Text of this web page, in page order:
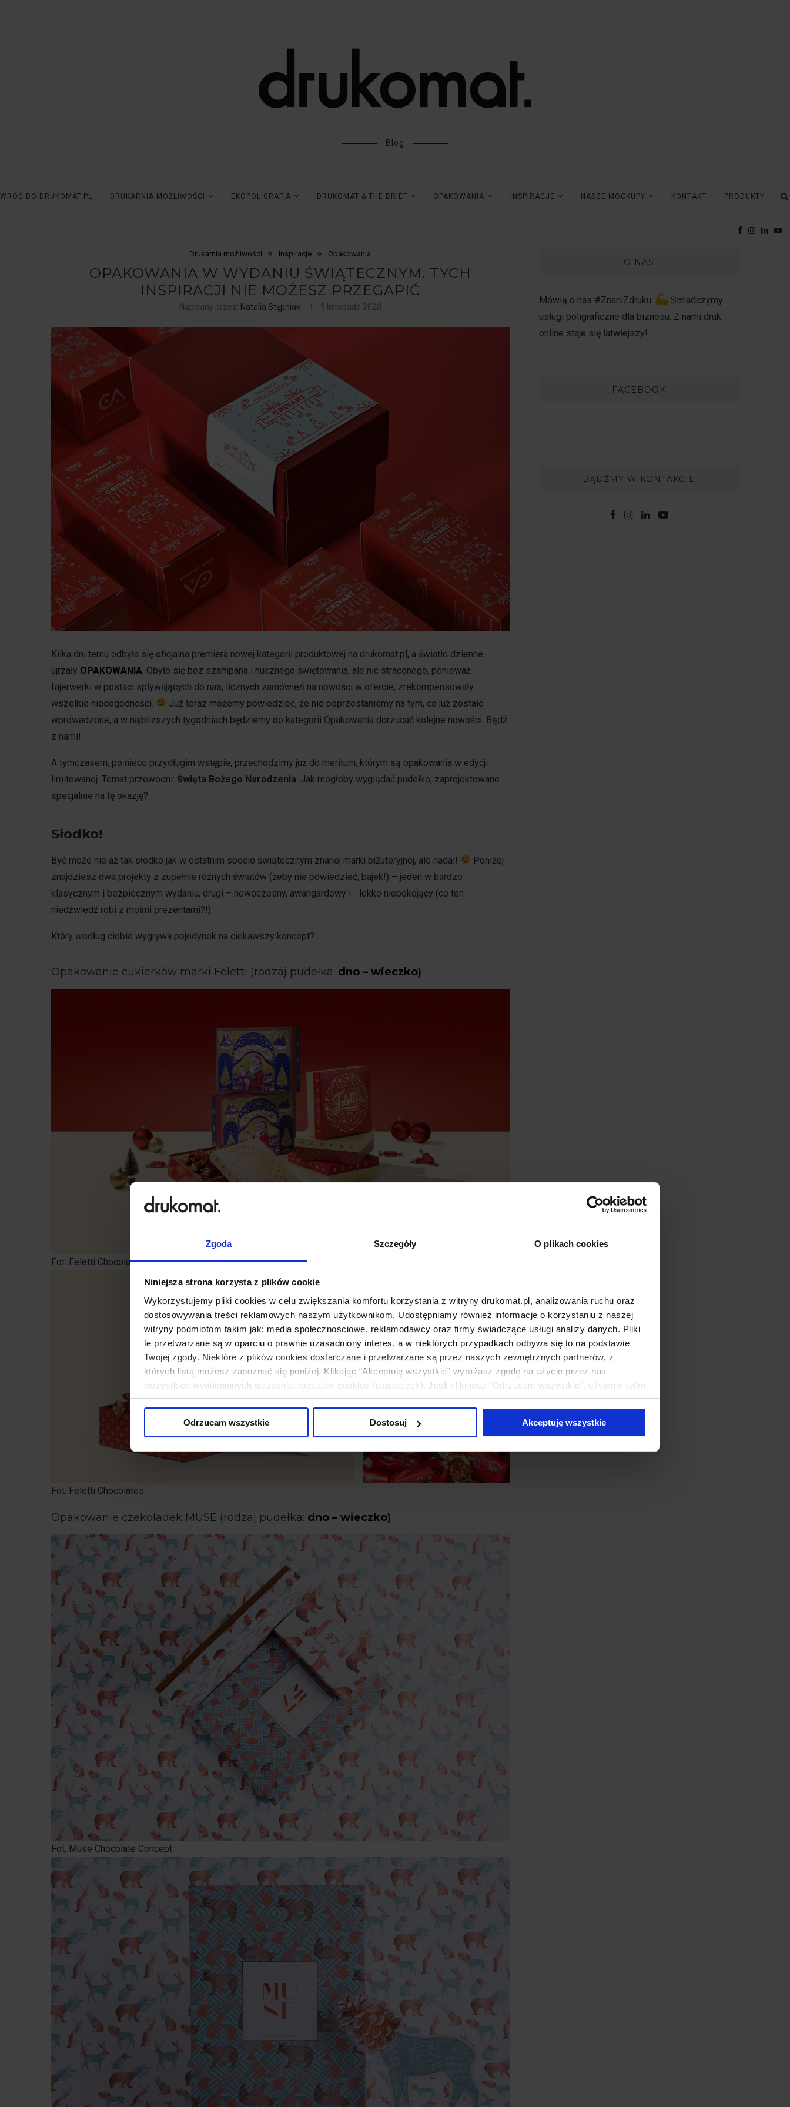
Zgoda Szczegóły O plikach cookies
Niniejsza strona korzysta z plików cookie
Wykorzystujemy pliki cookies w celu zwiększania komfortu korzystania z witryny drukomat.pl, analizowania ruchu oraz
dostosowywania treści reklamowych naszym użytkownikom. Udostępniamy również informacje o korzystaniu z naszej
witryny podmiotom takim jak: media społecznościowe, reklamodawcy oraz firmy świadczące usługi analizy danych. Pliki
te przetwarzane są w oparciu o prawnie uzasadniony interes, a w niektórych przypadkach odbywa się to na podstawie
Twojej zgody. Niektóre z plików cookies dostarczane i przetwarzane są przez naszych zewnętrznych partnerów, z
których listą możesz zapoznać się poniżej. Klikając “Akceptuję wszystkie” wyrażasz zgodę na użycie przez nas
wszystkich wymienionych wcześniej rodzajów cookies (ciasteczek). Jeśli klikniesz "Odrzucam wszystkie", użyjemy tylko
cookies niezbędnych do działania naszej strony. Jeżeli chcesz samodzielnie zdecydować, jakie typy ciasteczek zostaną
Odrzucam wszystkie
Dostosuj Akceptuję wszystkie
Blog
WRÓĆ DO DRUKOMAT.PL DRUKARNIA MOŻLIWOŚCI EKOPOLIGRAFIA DRUKOMAT & THE BRIEF OPAKOWANIA INSPIRACJE NASZE MOCKUPY KONTAKT PRODUKTY
Drukarnia możliwości Inspiracje Opakowania
OPAKOWANIA W WYDANIU ŚWIĄTECZNYM. TYCH
INSPIRACJI NIE MOŻESZ PRZEGAPIĆ
Napisany przez: Natalia Stępniak 9 listopada 2020
Kilka dni temu odbyła się oficjalna premiera nowej kategorii produktowej na drukomat.pl, a światło dzienne
ujrzały OPAKOWANIA . Obyło się bez szampana i hucznego świętowania, ale nic straconego, ponieważ
fajerwerki w postaci spływających do nas, licznych zamówień na nowości w ofercie, zrekompensowały
wszelkie niedogodności.
Już teraz możemy powiedzieć, że nie poprzestaniemy na tym, co już zostało
wprowadzone, a w najbliższych tygodniach będziemy do kategorii Opakowania dorzucać kolejne nowości. Bądź
z nami!
A tymczasem, po nieco przydługim wstępie, przechodzimy już do meritum, którym są opakowania w edycji
limitowanej. Temat przewodni: Święta Bożego Narodzenia . Jak mogłoby wyglądać pudełko, zaprojektowane
specjalnie na tę okazję?
Słodko!
Być może nie aż tak słodko jak w ostatnim spocie świątecznym znanej marki biżuteryjnej, ale nadal!
Poniżej
znajdziesz dwa projekty z zupełnie różnych światów (żeby nie powiedzieć, bajek!) – jeden w bardzo
klasycznym i bezpiecznym wydaniu, drugi – nowoczesny, awangardowy i… lekko niepokojący (co ten
niedźwiedź robi z moimi prezentami?!).
Który według ciebie wygrywa pojedynek na ciekawszy koncept?
Opakowanie cukierków marki Feletti (rodzaj pudełka: dno – wieczko)
Fot. Feletti Chocolates
Fot. Feletti Chocolates
Opakowanie czekoladek MUSE (rodzaj pudełka: dno – wieczko)
Fot. Muse Chocolate Concept
O NAS
Mówią o nas #ZnaniZdruku.
Świadczymy
usługi poligraficzne dla biznesu. Z nami druk
online staje się łatwiejszy!
FACEBOOK
BĄDŹMY W KONTAKCIE